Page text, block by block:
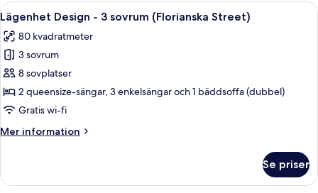
Öppna
alla
foton
för
Lägenhet
Design
-
sovrum
Ett modernt vardagsrum med ett
23
Lägenhet Design - 3 sovrum (Florianska Street)
80 kvadratmeter
3 sovrum
8 sovplatser
2 queensize-sängar, 3 enkelsängar och 1 bäddsoffa (dubbel)
Gratis wi-fi
Mer information
Mer
Design
Se priser